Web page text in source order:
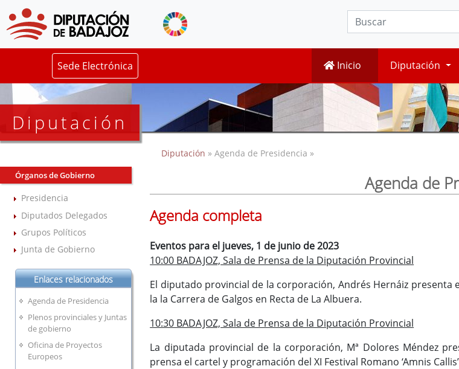
Sede Electrónica Inicio Diputación
Diputación
Órganos de Gobierno
Presidencia
Diputados Delegados
Grupos Políticos
Junta de Gobierno
Enlaces relacionados
Agenda de Presidencia
Plenos provinciales y Juntas
de gobierno
Oficina de Proyectos
Europeos
Diputación » Agenda de Presidencia »
Agenda de
Agenda completa
Eventos para el jueves, 1 de junio de 2023
10:00 BADAJOZ, Sala de Prensa de la Diputación Provincial
El diputado provincial de la corporación, Andrés Hernáiz presenta
la la Carrera de Galgos en Recta de La Albuera.
10:30 BADAJOZ, Sala de Prensa de la Diputación Provincial
La diputada provincial de la corporación, Mª Dolores Méndez
prensa el cartel y programación del XI Festival Romano ‘Amnis